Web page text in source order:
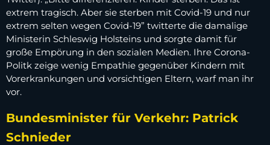
extrem tragisch. Aber sie sterben mit Covid-19 und nur
extrem selten wegen Covid-19” twitterte die damalige
Ministerin Schleswig Holsteins und sorgte damit für
große Empörung in den sozialen Medien. Ihre Corona-
Politk zeige wenig Empathie gegenüber Kindern mit
Vorerkrankungen und vorsichtigen Eltern, warf man ihr
vor.
Bundesminister für Verkehr: Patrick
Schnieder